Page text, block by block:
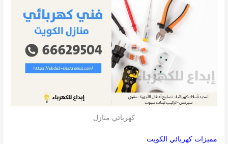
كهربائي منازل
مميزات كهربائي الكويت